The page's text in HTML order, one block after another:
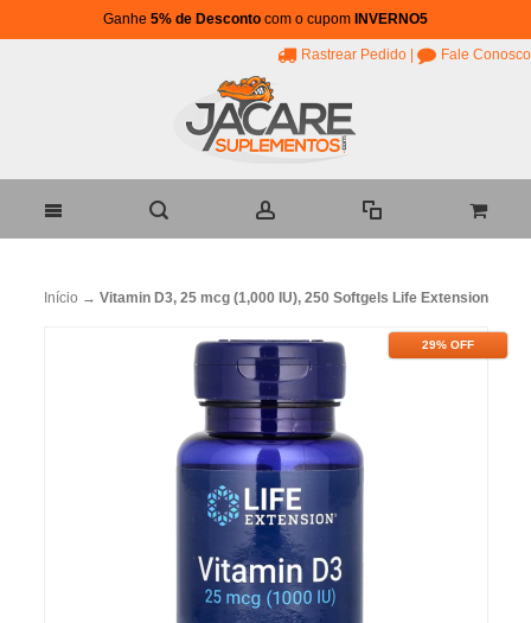
Ganhe 5% de Desconto com o cupom INVERNO5
Rastrear Pedido Fale Conosco
Início → Vitamin D3, 25 mcg (1,000 IU), 250 Softgels Life Extension
29% OFF